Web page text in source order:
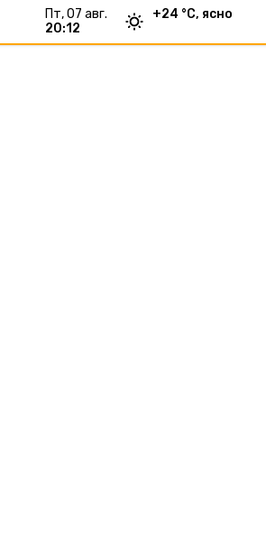
пт, 07 авг.
20:12
+24 °С, ясно